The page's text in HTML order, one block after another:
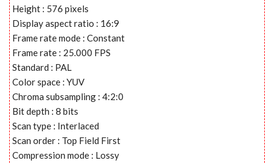
Height : 576 pixels
Display aspect ratio : 16:9
Frame rate mode : Constant
Frame rate : 25.000 FPS
Standard : PAL
Color space : YUV
Chroma subsampling : 4:2:0
Bit depth : 8 bits
Scan type : Interlaced
Scan order : Top Field First
Compression mode : Lossy